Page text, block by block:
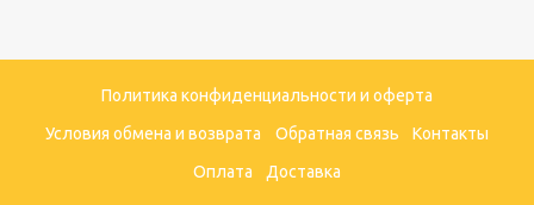
Политика конфиденциальности и оферта
Условия обмена и возврата Обратная связь Контакты
Оплата Доставка